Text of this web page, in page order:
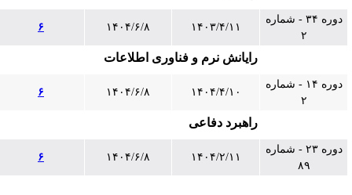
دوره ۳۴ - شماره
۱۴۰۳/۴/۱۱ ۱۴۰۴/۶/۸
رایانش نرم و فناوری اطلاعات
دوره ۱۴ - شماره
۱۴۰۴/۴/۱۰ ۱۴۰۴/۶/۸
راهبرد دفاعی
دوره ۲۳ - شماره
۸۹
۱۴۰۴/۲/۱۱ ۱۴۰۴/۶/۸